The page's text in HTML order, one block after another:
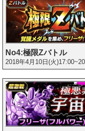
No4:極限Zバトル
2018年4月10日(火